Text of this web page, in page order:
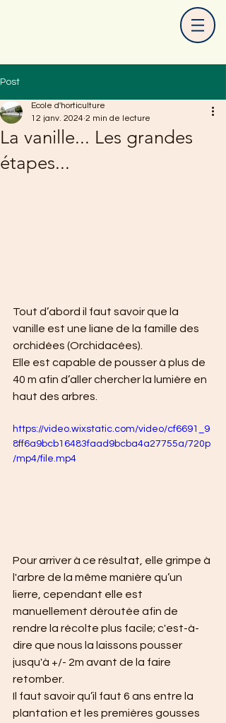
Post
La vanille... Les grandes
étapes...
Ecole d'horticulture
12 janv. 2024 2 min de lecture
Tout d’abord il faut savoir que la
vanille est une liane de la famille des
orchidées (Orchidacées).
Elle est capable de pousser à plus de
40 m afin d’aller chercher la lumière en
haut des arbres.
https://video.wixstatic.com/video/cf6691_9
8ff6a9bcb16483faad9bcba4a27755a/720p
/mp4/file.mp4
Pour arriver à ce résultat, elle grimpe à
l'arbre de la même manière qu’un
lierre, cependant elle est
manuellement déroutée afin de
rendre la récolte plus facile; c'est-à-
dire que nous la laissons pousser
jusqu'à +/- 2m avant de la faire
retomber.
Il faut savoir qu’il faut 6 ans entre la
plantation et les premières gousses